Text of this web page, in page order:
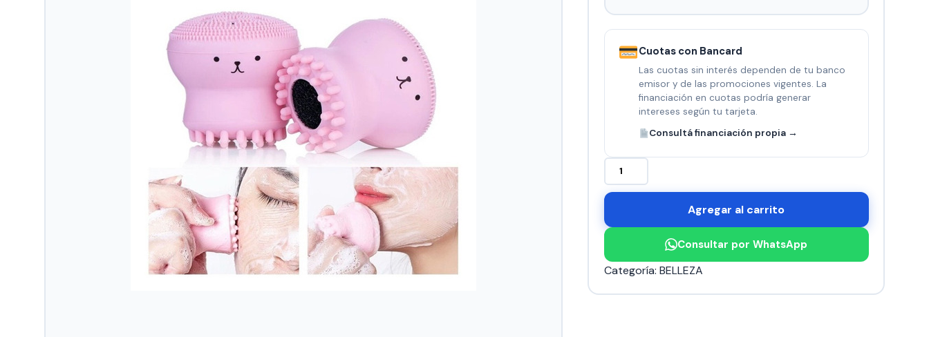
Cuotas con Bancard
Las cuotas sin interés dependen de tu banco
emisor y de las promociones vigentes. La
financiación en cuotas podría generar
intereses según tu tarjeta.
Consultá financiación propia →
ESPONJA
REUTILIZABLE
DE
SILICONA
cantidad
Agregar al carrito
Consultar por WhatsApp
Categoría: BELLEZA